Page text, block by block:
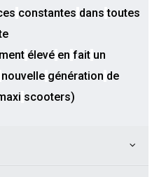
constantes dans toutes
élevé en fait un
nouvelle génération de
scooters)